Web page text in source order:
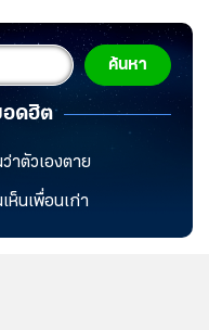
ค้นหา
ดฮิต
าตัวเองตาย
ห็นเพื่อนเก่า